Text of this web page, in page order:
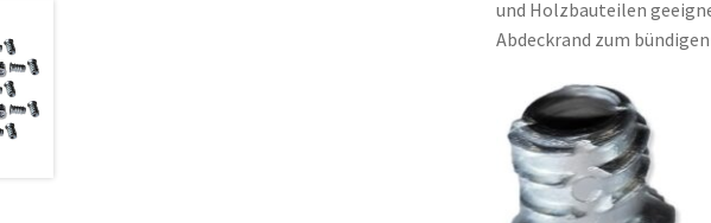
und Holzbauteilen
Abdeckrand zum